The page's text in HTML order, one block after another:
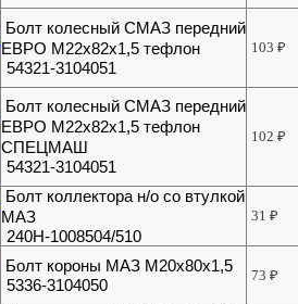
Болт колесный СМАЗ передний
ЕВРО М22х82х1,5 тефлон
54321-3104051
103₽
Болт колесный СМАЗ передний
ЕВРО М22х82х1,5 тефлон
СПЕЦМАШ
54321-3104051
102₽
Болт коллектора н/о со втулкой
МАЗ
240Н-1008504/510
31₽
Болт короны МАЗ М20х80х1,5
5336-3104050
73₽